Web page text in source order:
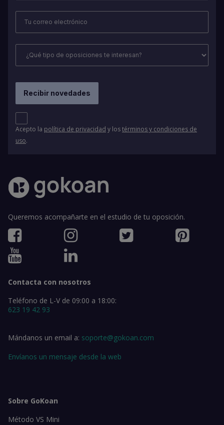
Acepto la política de privacidad y lostérminos y condiciones de
uso.
Queremos acompañarte en el estudio de tu oposición.
Contacta con nosotros
Teléfono de L-V de 09:00 a 18:00:
623 19 42 93
Mándanos un email a: soporte@gokoan.com
Envíanos un mensaje desde la web
Sobre GoKoan
Método VS Mini